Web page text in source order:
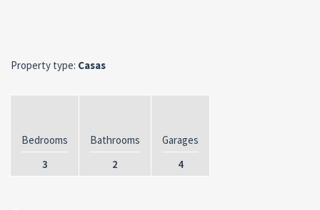
Property type: Casas
Bedrooms
3
Bathrooms
2
Garages
4